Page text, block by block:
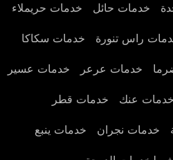
خدمات حائل خدمات حريملاء
راس تنورة خدمات سكاكا
خدمات عرعر خدمات عسير
خدمات عنك خدمات قطر
خدمات نجران خدمات ينبع